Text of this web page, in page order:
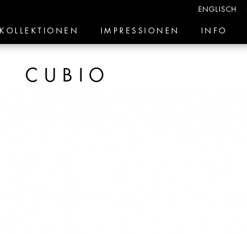
ENGLISCH
KOLLEKTIONEN IMPRESSIONEN INFO
CUBIO